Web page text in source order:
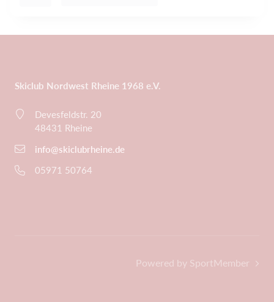
Skiclub Nordwest Rheine 1968 e.V.
Devesfeldstr. 20
48431 Rheine
info@skiclubrheine.de
05971 50764
Powered by SportMember